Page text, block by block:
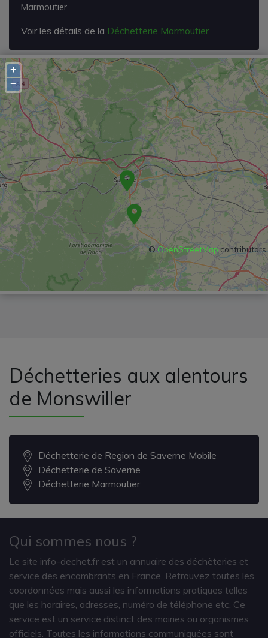
Marmoutier
Voir les détails de la Déchetterie Marmoutier
+
−
©OpenStreetMap contributors
Déchetteries aux alentours
de Monswiller
Déchetterie de Region de Saverne Mobile
Déchetterie de Saverne
Déchetterie Marmoutier
Qui sommes nous ?
Le site info-dechet.fr est un annuaire des déchèteries et
service des encombrants en France. Retrouvez toutes les
coordonnées mais aussi les informations pratiques telles
que les horaires, adresses, numéro de téléphone etc. Ce
service est un service distinct des mairies ou organismes
officiels. Toutes les informations communiquées sont